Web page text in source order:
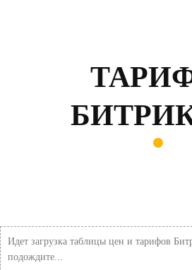
Идет загрузка таблицы цен и тарифов
подождите...